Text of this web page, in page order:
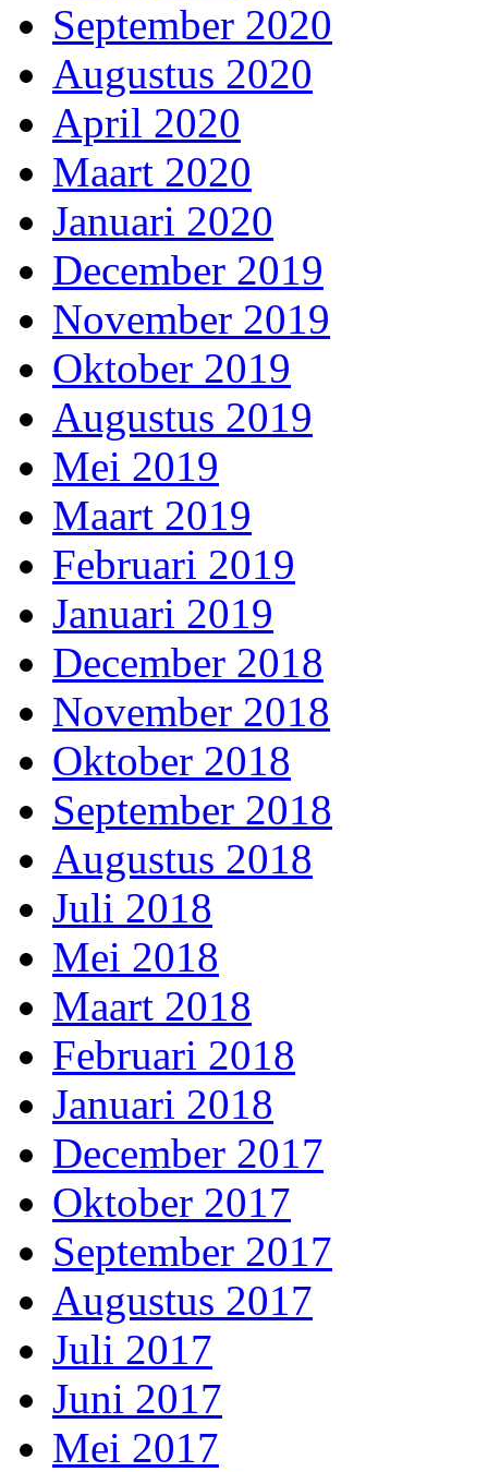
September 2020
Augustus 2020
April 2020
Maart 2020
Januari 2020
December 2019
November 2019
Oktober 2019
Augustus 2019
Mei 2019
Maart 2019
Februari 2019
Januari 2019
December 2018
November 2018
Oktober 2018
September 2018
Augustus 2018
Juli 2018
Mei 2018
Maart 2018
Februari 2018
Januari 2018
December 2017
Oktober 2017
September 2017
Augustus 2017
Juli 2017
Juni 2017
Mei 2017